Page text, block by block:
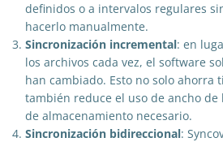
definidos o a intervalos regulares
hacerlo manualmente.
Sincronización incremental: en
los archivos cada vez, el software
han cambiado. Esto no solo ahorra
también reduce el uso de ancho de
de almacenamiento necesario.
Sincronización bidireccional: